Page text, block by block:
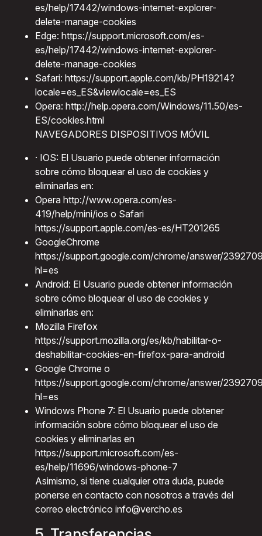
es/help/17442/windows-internet-explorer-
delete-manage-cookies
Edge: https://support.microsoft.com/es-
es/help/17442/windows-internet-explorer-
delete-manage-cookies
Safari: https://support.apple.com/kb/PH19214?
locale=es_ES&viewlocale=es_ES
Opera: http://help.opera.com/Windows/11.50/es-
ES/cookies.html
NAVEGADORES DISPOSITIVOS MÓVIL
· IOS: El Usuario puede obtener información
sobre cómo bloquear el uso de cookies y
eliminarlas en:
Opera http://www.opera.com/es-
419/help/mini/ios o Safari
https://support.apple.com/es-es/HT201265
GoogleChrome
https://support.google.com/chrome/answer/
hl=es
Android: El Usuario puede obtener información
sobre cómo bloquear el uso de cookies y
eliminarlas en:
Mozilla Firefox
https://support.mozilla.org/es/kb/habilitar-o-
deshabilitar-cookies-en-firefox-para-android
Google Chrome o
https://support.google.com/chrome/answer/
hl=es
Windows Phone 7: El Usuario puede obtener
información sobre cómo bloquear el uso de
cookies y eliminarlas en
https://support.microsoft.com/es-
es/help/11696/windows-phone-7
Asimismo, si tiene cualquier otra duda, puede
ponerse en contacto con nosotros a través del
correo electrónico info@vercho.es